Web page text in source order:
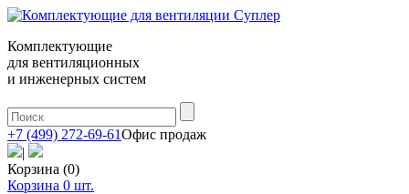
Комплектующие
для вентиляционных
и инженерных систем
+7 (499) 272-69-61Офис продаж
|
Корзина (0)
Корзина 0 шт.